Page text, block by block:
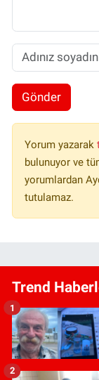
Gönder
Yorum yazarak
bulunuyor ve
yorumlardan
tutulamaz.
Trend
1
2